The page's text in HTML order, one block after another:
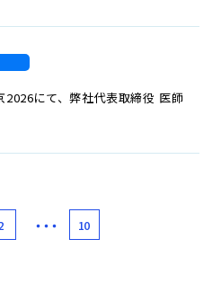
にて、弊社代表取締役 医師
・・・ 10